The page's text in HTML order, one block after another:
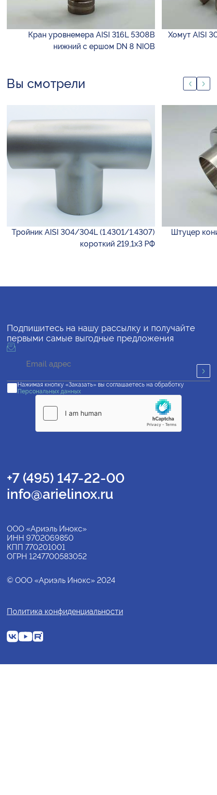
Кран уровнемера AISI 316L 5308B
нижний с ершом DN 8 NIOB
Хомут AISI
Вы смотрели
Тройник AISI 304/304L (1.4301/1.4307)
короткий 219,1х3 РФ
Штуцер
Подпишитесь на нашу рассылку и получайте
первыми самые выгодные предложения
Нажимая кнопку «Заказать» вы соглашаетесь на обработку
Персональных данных
+7 (495) 147-22-00
info@arielinox.ru
ООО «Ариэль Инокс»
ИНН 9702069850
КПП 770201001
ОГРН 1247700583052
© ООО «Ариэль Инокс» 2024
Политика конфиденциальности